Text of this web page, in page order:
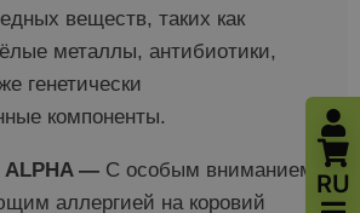
RU
веществ, таких как
металлы, антибиотики,
генетически
компоненты.
ALPHA — С особым вниманием к
аллергией на коровий